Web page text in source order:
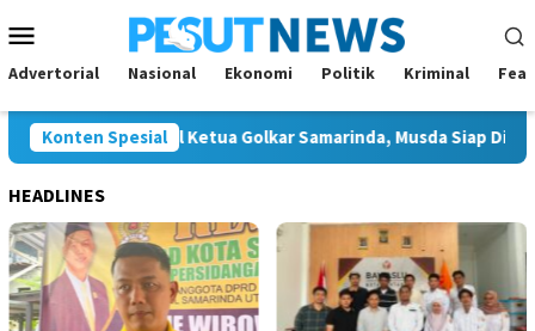
ke
kontenMobile
Advertorial Nasional Ekonomi Politik Kriminal
Konten Spesial
Calon Tunggal Ketua Golkar Samarinda, Musda Siap Digelar 8
HEADLINES